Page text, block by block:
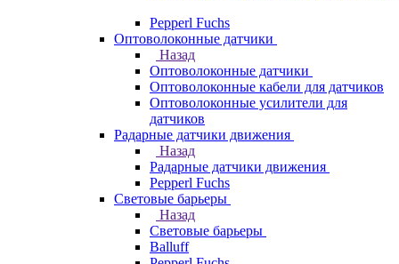
Pepperl Fuchs
Оптоволоконные датчики
Назад
Оптоволоконные датчики
Оптоволоконные кабели для датчиков
Оптоволоконные усилители для
датчиков
Радарные датчики движения
Назад
Радарные датчики движения
Pepperl Fuchs
Световые барьеры
Назад
Световые барьеры
Balluff